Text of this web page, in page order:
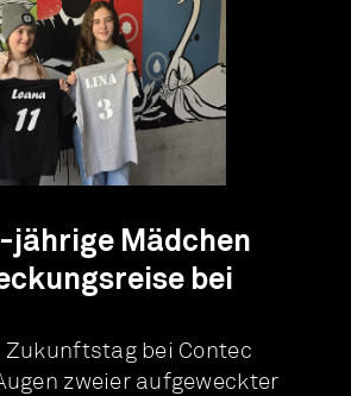
jährige Mädchen
bei
Zukunftstag bei Contec
zweier aufgeweckter